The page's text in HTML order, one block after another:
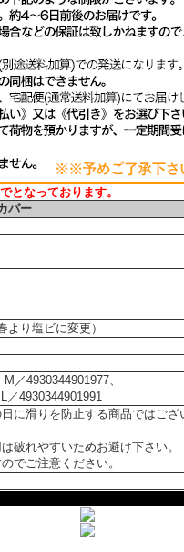
となっております。
バー
り塩ビに変更）
／4930344901977、
／4930344901991
に滑りを防止する商品ではご
破れやすいためお避け下さい。
でご注意ください。